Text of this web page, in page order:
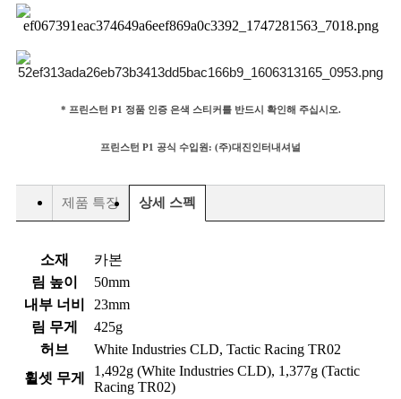
* 프린스턴 P1 정품 인증 은색 스티커를 반드시 확인해 주십시오.
프린스턴 P1 공식 수입원: (주)대진인터내셔널
제품 특징 상세 스펙
소재
카본
림 높이
50mm
내부 너비
23mm
림 무게
425g
허브
White Industries CLD, Tactic Racing TR02
휠셋 무게
1,492g (White Industries CLD), 1,377g (Tactic
Racing TR02)